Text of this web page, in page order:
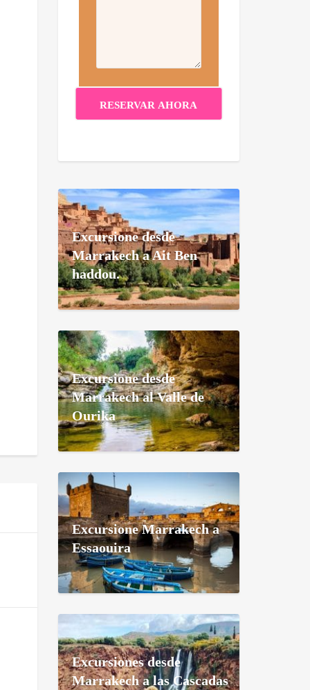
Excursione desde
Marrakech a Ait Ben
haddou.
Excursione desde
Marrakech al Valle de
Ourika
Excursione Marrakech a
Essaouira
Excursiones desde
Marrakech a las Cascadas